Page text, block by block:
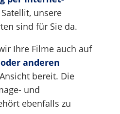
unsere
sind für Sie da.
Ihre Filme auch auf
anderen
bereit. Die
und
ebenfalls zu